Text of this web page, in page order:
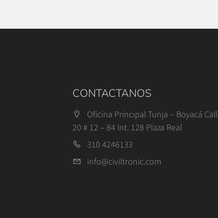
CONTACTANOS
Oficina Principal Tunja – Boyacá
20 # 12 – 84 Int. 128 Plaza Real
310 4246133
info@civiltronic.com